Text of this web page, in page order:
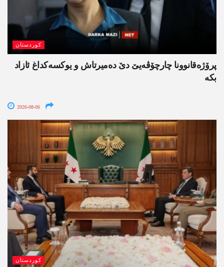
کوردستان
پرۆژەقانوونا چارچۆڤەیێ دێ دەمیرتاش و یوکسەکداغ ئازاد
بکە
2026-08-06
کوردستان